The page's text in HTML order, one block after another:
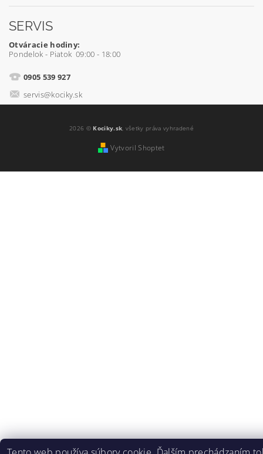
SERVIS
Otváracie hodiny:
Pondelok - Piatok 09:00 - 18:00
0905 539 927
servis@kociky.sk
2026 © Kociky.sk, všetky práva vyhradené
Vytvoril Shoptet